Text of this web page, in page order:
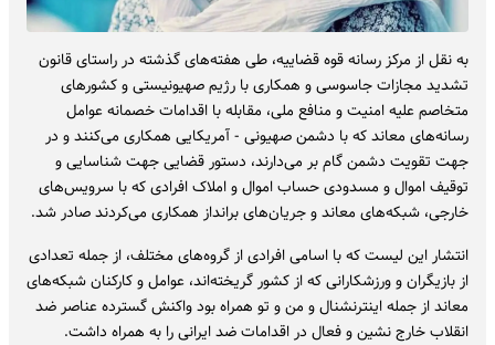
به نقل از مرکز رسانه قوه قضاییه، طی هفته‌های گذشته در راستای قانون
تشدید مجازات جاسوسی و همکاری با رژیم صهیونیستی و کشورهای
متخاصم علیه امنیت و منافع ملی، مقابله با اقدامات خصمانه عوامل
رسانه‌های معاند که با دشمن صهیونی - آمریکایی همکاری می‌کنند و در
جهت تقویت دشمن گام بر می‌دارند، دستور قضایی جهت شناسایی و
توقیف اموال و مسدودی حساب اموال و املاک افرادی که با سرویس‌های
خارجی، شبکه‌های معاند و جریان‌های برانداز همکاری می‌کردند صادر شد.
انتشار این لیست که با اسامی افرادی از گروه‌های مختلف، از جمله تعدادی
از بازیگران و ورزشکارانی که از کشور گریخته‌اند، عوامل و کارکنان شبکه‌های
معاند از جمله اینترنشنال و من و تو همراه بود واکنش گسترده عناصر ضد
انقلاب خارج نشین و فعال در اقدامات ضد ایرانی را به همراه داشت.